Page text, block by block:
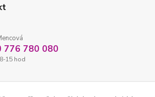
776 780 080
15 hod